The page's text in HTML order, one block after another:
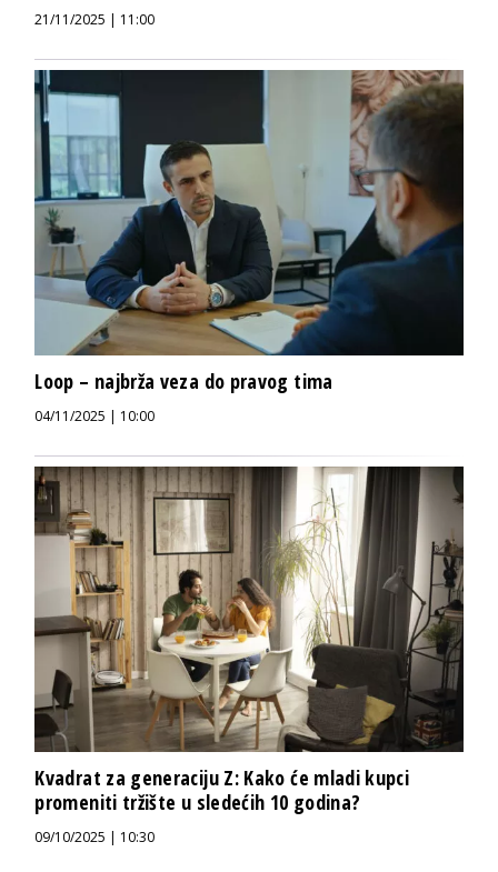
21/11/2025 | 11:00
Loop – najbrža veza do pravog tima
04/11/2025 | 10:00
Kvadrat za generaciju Z: Kako će mladi kupci
promeniti tržište u sledećih 10 godina?
09/10/2025 | 10:30